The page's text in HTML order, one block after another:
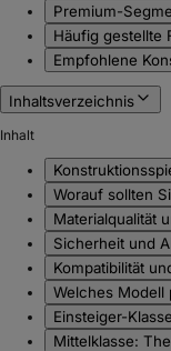
Premium-
Häufig gestellte
Empfohlene
Inhaltsverzeichnis
Inhalt
Worauf sollten
Materialqualität
Sicherheit und
Kompatibilität
Welches Modell
Einsteiger-
Mittelklasse: